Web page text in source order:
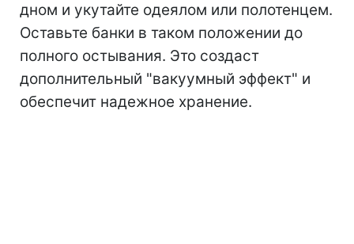
дном и укутайте одеялом или полотенцем.
Оставьте банки в таком положении до
полного остывания. Это создаст
дополнительный "вакуумный эффект" и
обеспечит надежное хранение.